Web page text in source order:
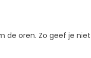
de oren. Zo geef je niet